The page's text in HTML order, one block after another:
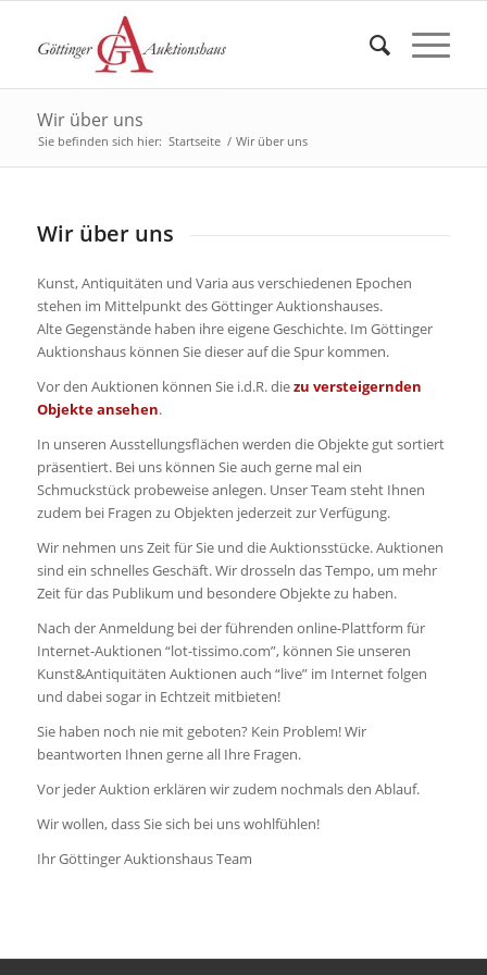
Wir über uns
Sie befinden sich hier: Startseite / Wir über uns
Wir über uns
Kunst, Antiquitäten und Varia aus verschiedenen Epochen
stehen im Mittelpunkt des Göttinger Auktionshauses.
Alte Gegenstände haben ihre eigene Geschichte. Im Göttinger
Auktionshaus können Sie dieser auf die Spur kommen.
Vor den Auktionen können Sie i.d.R. diezu versteigernden
Objekte ansehen.
In unseren Ausstellungsflächen werden die Objekte gut sortiert
präsentiert. Bei uns können Sie auch gerne mal ein
Schmuckstück probeweise anlegen. Unser Team steht Ihnen
zudem bei Fragen zu Objekten jederzeit zur Verfügung.
Wir nehmen uns Zeit für Sie und die Auktionsstücke. Auktionen
sind ein schnelles Geschäft. Wir drosseln das Tempo, um mehr
Zeit für das Publikum und besondere Objekte zu haben.
Nach der Anmeldung bei der führenden online-Plattform für
Internet-Auktionen “lot-tissimo.com”, können Sie unseren
Kunst&Antiquitäten Auktionen auch “live” im Internet folgen
und dabei sogar in Echtzeit mitbieten!
Sie haben noch nie mit geboten? Kein Problem! Wir
beantworten Ihnen gerne all Ihre Fragen.
Vor jeder Auktion erklären wir zudem nochmals den Ablauf.
Wir wollen, dass Sie sich bei uns wohlfühlen!
Ihr Göttinger Auktionshaus Team